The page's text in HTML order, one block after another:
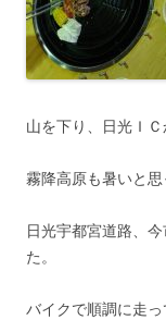
山を下り、日光ＩＣ
霧降高原も暑いと思
日光宇都宮道路、
た。
バイクで順調に走っ